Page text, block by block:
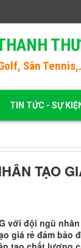
Sân
TIN TỨC - SỰ
TẠO
với đội ngũ
giá rẻ đảm